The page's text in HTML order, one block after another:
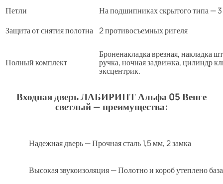
Петли
На подшипниках скрытого типа —
Защита от снятия полотна 2 противосъемных ригеля
Полный комплект
Броненакладка врезная, накладка
ручка, ночная задвижка, цилиндр
эксцентрик.
Входная дверь ЛАБИРИНТ Альфа 05 Венге
светлый — преимущества:
Надежная дверь — Прочная сталь 1,5 мм, 2 замка
Высокая звукоизоляция — Полотно и короб утеплено